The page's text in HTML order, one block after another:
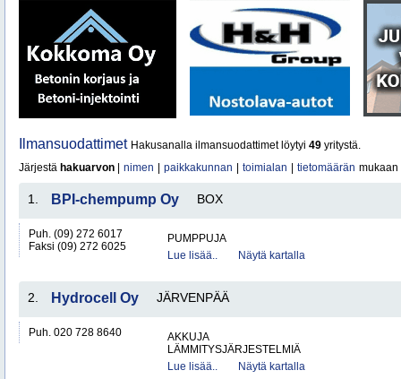
Ilmansuodattimet Hakusanalla ilmansuodattimet löytyi 49 yritystä.
Järjestä hakuarvon nimen paikkakunnan toimialan tietomäärän mukaan
1. BPI-chempump Oy BOX
Puh. (09) 272 6017
Faksi (09) 272 6025
PUMPPUJA
Lue lisää..
Näytä kartalla
2. Hydrocell Oy JÄRVENPÄÄ
Puh. 020 728 8640
AKKUJA
LÄMMITYSJÄRJESTELMIÄ
Lue lisää..
Näytä kartalla